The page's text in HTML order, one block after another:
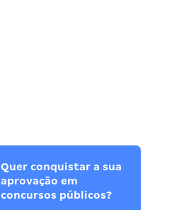
Quer conquistar a sua
aprovação em
concursos públicos?